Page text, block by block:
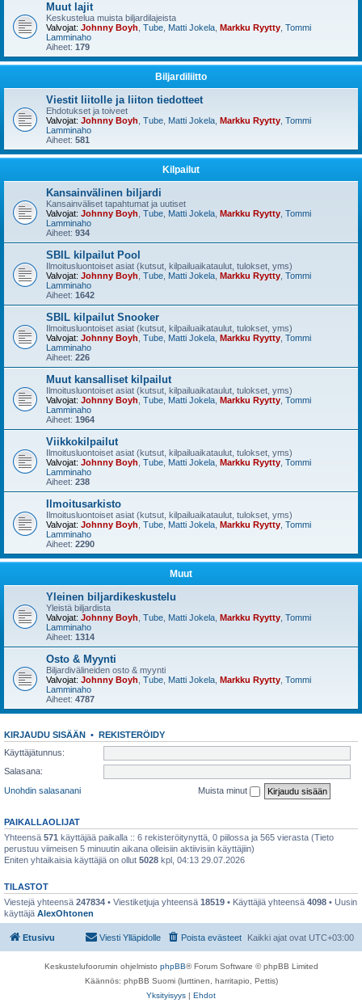
Muut lajit
Keskustelua muista biljardilajeista
Valvojat: Johnny Boyh Tube Matti Jokela Markku Ryytty Tommi
Lamminaho
Aiheet: 179
Biljardiliitto
Viestit liitolle ja liiton tiedotteet
Ehdotukset ja toiveet
Valvojat: Johnny Boyh Tube Matti Jokela Markku Ryytty Tommi
Lamminaho
Aiheet: 581
Kilpailut
Kansainvälinen biljardi
Kansainväliset tapahtumat ja uutiset
Valvojat: Johnny Boyh Tube Matti Jokela Markku Ryytty Tommi
Lamminaho
Aiheet: 934
SBIL kilpailut Pool
Ilmoitusluontoiset asiat (kutsut, kilpailuaikataulut, tulokset, yms)
Valvojat: Johnny Boyh Tube Matti Jokela Markku Ryytty Tommi
Lamminaho
Aiheet: 1642
SBIL kilpailut Snooker
Ilmoitusluontoiset asiat (kutsut, kilpailuaikataulut, tulokset, yms)
Valvojat: Johnny Boyh Tube Matti Jokela Markku Ryytty Tommi
Lamminaho
Aiheet: 226
Muut kansalliset kilpailut
Ilmoitusluontoiset asiat (kutsut, kilpailuaikataulut, tulokset, yms)
Valvojat: Johnny Boyh Tube Matti Jokela Markku Ryytty Tommi
Lamminaho
Aiheet: 1964
Viikkokilpailut
Ilmoitusluontoiset asiat (kutsut, kilpailuaikataulut, tulokset, yms)
Valvojat: Johnny Boyh Tube Matti Jokela Markku Ryytty Tommi
Lamminaho
Aiheet: 238
Ilmoitusarkisto
Ilmoitusluontoiset asiat (kutsut, kilpailuaikataulut, tulokset, yms)
Valvojat: Johnny Boyh Tube Matti Jokela Markku Ryytty Tommi
Lamminaho
Aiheet: 2290
Muut
Yleinen biljardikeskustelu
Yleistä biljardista
Valvojat: Johnny Boyh Tube Matti Jokela Markku Ryytty Tommi
Lamminaho
Aiheet: 1314
Osto & Myynti
Biljardivälineiden osto & myynti
Valvojat: Johnny Boyh Tube Matti Jokela Markku Ryytty Tommi
Lamminaho
Aiheet: 4787
KIRJAUDU SISÄÄN • REKISTERÖIDY
Käyttäjätunnus:
Salasana:
Unohdin salasanani
Muista minut
PAIKALLAOLIJAT
Yhteensä 571 käyttäjää paikalla :: 6 rekisteröitynyttä, 0 piilossa ja 565 vierasta (Tieto
perustuu viimeisen 5 minuutin aikana olleisiin aktiivisiin käyttäjiin)
Eniten yhtaikaisia käyttäjiä on ollut 5028 kpl, 04:13 29.07.2026
TILASTOT
Viestejä yhteensä 247834 • Viestiketjuja yhteensä 18519 • Käyttäjiä yhteensä 4098 • Uusin
käyttäjä AlexOhtonen
Etusivu Kaikki ajat ovat UTC+03:00
Poista evästeet
Viesti Ylläpidolle
Keskustelufoorumin ohjelmisto phpBB® Forum Software © phpBB Limited
Käännös: phpBB Suomi (lurttinen, harritapio, Pettis)
Yksityisyys | Ehdot